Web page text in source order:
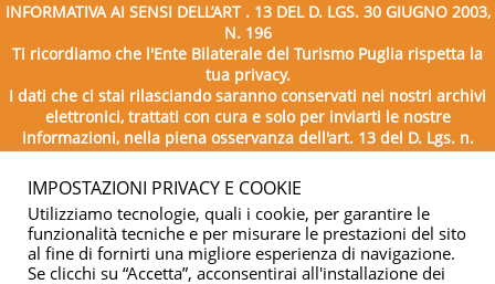
INFORMATIVA AI SENSI DELL’ART . 13 DEL D. LGS. 30 GIUGNO 2003,
N. 196
Ti ricordiamo che l'Ente Bilaterale del Turismo Puglia rispetta la
tua privacy.
I dati che ci stai rilasciando saranno conservati nei nostri archivi
elettronici, trattati con cura e solo per inviarti le nostre
informazioni, nella piena osservanza dell'art. 13 del D. Lgs. n.
196/2003.
IMPOSTAZIONI PRIVACY E COOKIE
Utilizziamo tecnologie, quali i cookie, per garantire le
funzionalità tecniche e per misurare le prestazioni del sito
al fine di fornirti una migliore esperienza di navigazione.
Se clicchi su “Accetta”, acconsentirai all'installazione dei